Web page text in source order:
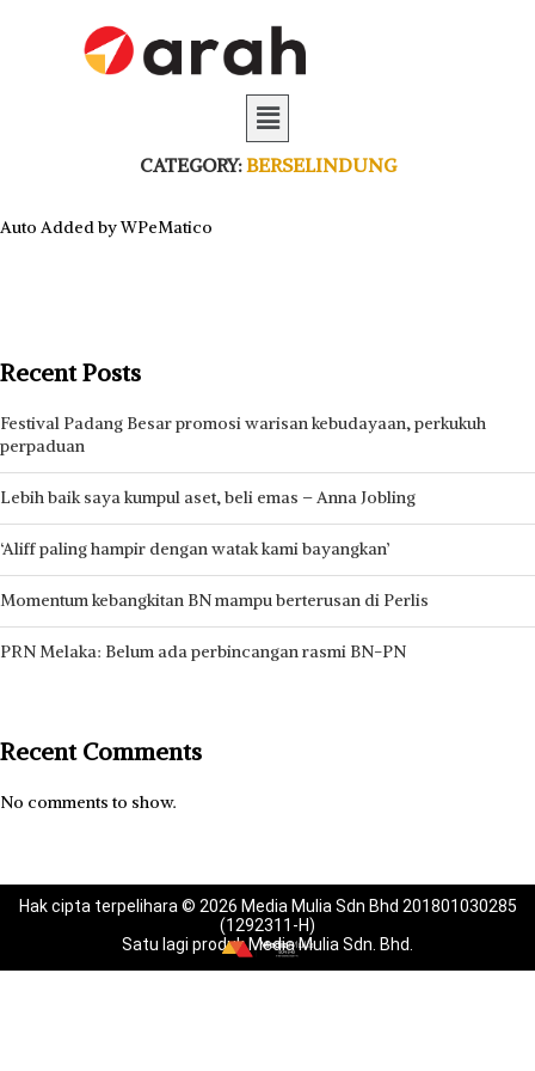
CATEGORY: BERSELINDUNG
Auto Added by WPeMatico
Recent Posts
Festival Padang Besar promosi warisan kebudayaan, perkukuh
perpaduan
Lebih baik saya kumpul aset, beli emas – Anna Jobling
‘Aliff paling hampir dengan watak kami bayangkan’
Momentum kebangkitan BN mampu berterusan di Perlis
PRN Melaka: Belum ada perbincangan rasmi BN-PN
Recent Comments
No comments to show.
Hak cipta terpelihara © 2026 Media Mulia Sdn Bhd 201801030285
(1292311-H)
Satu lagi produk Media Mulia Sdn. Bhd.